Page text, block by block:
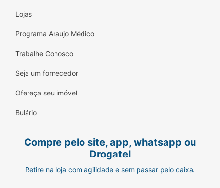
Lojas
Programa Araujo Médico
Trabalhe Conosco
Seja um fornecedor
Ofereça seu imóvel
Bulário
Compre pelo site, app, whatsapp ou
Drogatel
Retire na loja com agilidade e sem passar pelo caixa.